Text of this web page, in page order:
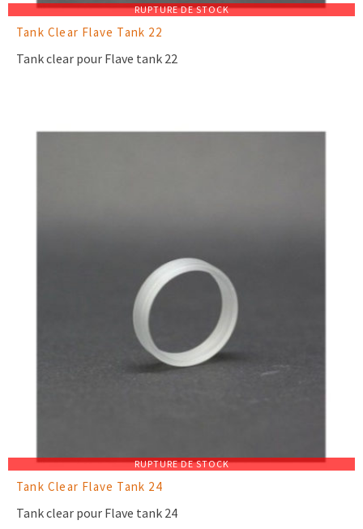
RUPTURE DE STOCK
Tank Clear Flave Tank 22
Tank clear pour Flave tank 22
RUPTURE DE STOCK
Tank Clear Flave Tank 24
Tank clear pour Flave tank 24